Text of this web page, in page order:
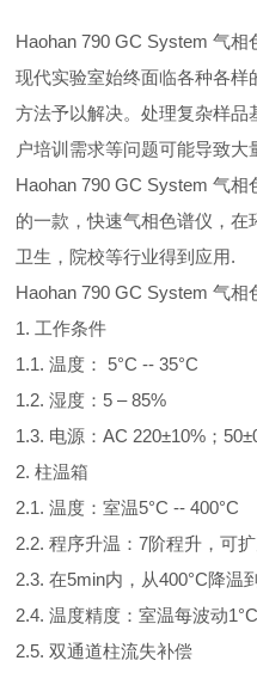
Haohan 790 GC System 气相
现代实验室始终面临各种各
方法予以解决。处理复杂样品
户培训需求等问题可能导致大
Haohan 790 GC System 气
的一款，快速气相色谱仪，在
卫生，院校等行业得到应用.
Haohan 790 GC System 气相
1. 工作条件
1.1. 温度： 5°C -- 35°C
1.2. 湿度：5 – 85%
1.3. 电源：AC 220±10%；
2. 柱温箱
2.1. 温度：室温5°C -- 400°C
2.2. 程序升温：7阶程升，可
2.3. 在5min内，从400°C降温
2.4. 温度精度：室温每波动
2.5. 双通道柱流失补偿